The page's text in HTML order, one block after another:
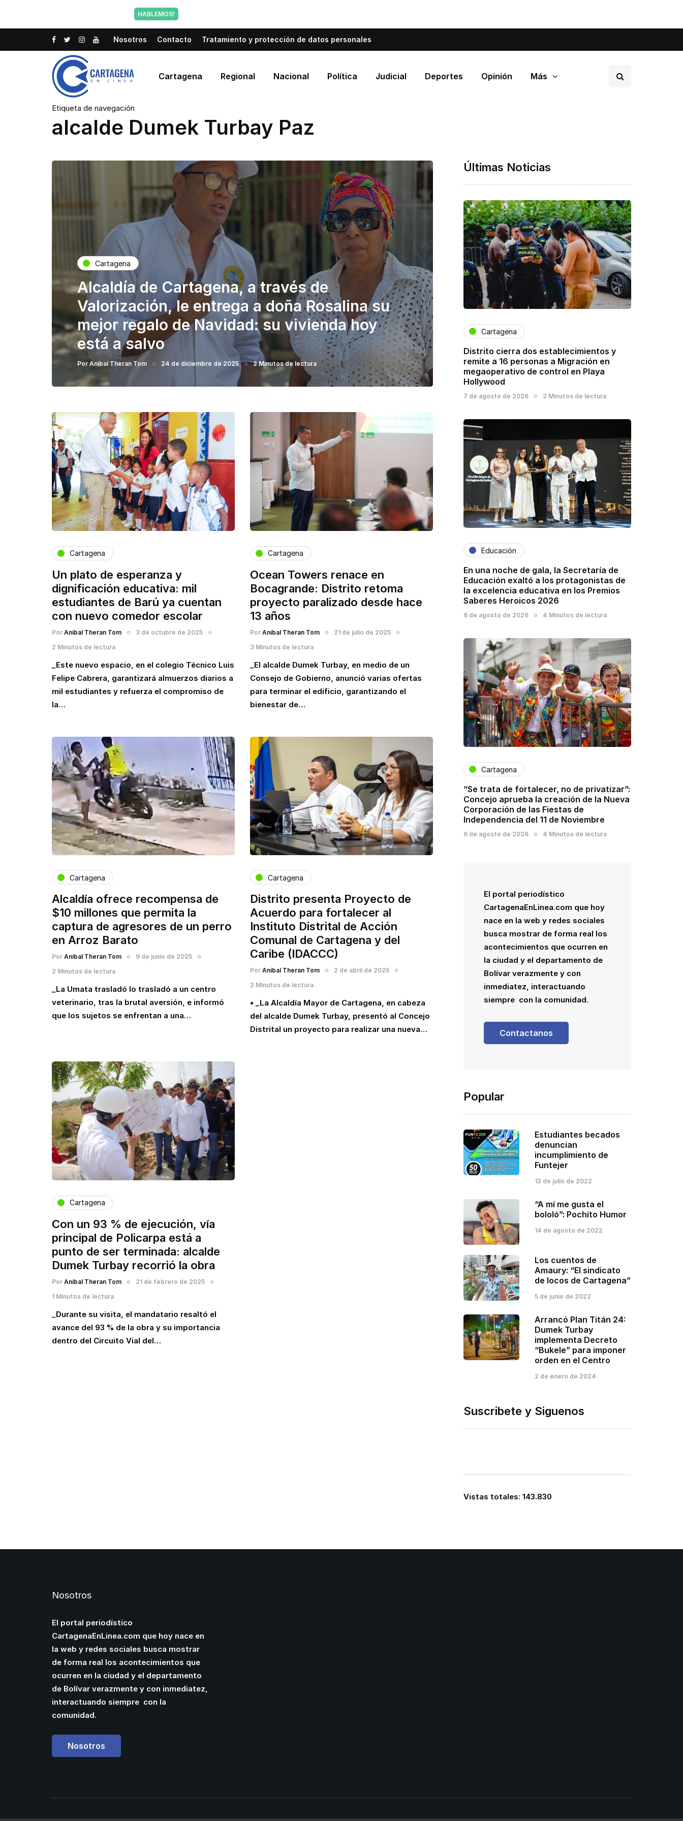
HABLEMOS!
Nosotros Contacto Tratamiento y protección de datos personales
Cartagena Regional Nacional Política Judicial Deportes Opinión Más
Etiqueta de navegación
alcalde Dumek Turbay Paz
Cartagena
Alcaldía de Cartagena, a través de
Valorización, le entrega a doña Rosalina su
mejor regalo de Navidad: su vivienda hoy
está a salvo
PorAnibal Theran Tom 24 de diciembre de 2025 2 Minutos de lectura
Cartagena
Un plato de esperanza y
dignificación educativa: mil
estudiantes de Barú ya cuentan
con nuevo comedor escolar
Por Anibal Theran Tom
3 de octubre de 2025
2 Minutos de lectura
_Este nuevo espacio, en el colegio Técnico Luis
Felipe Cabrera, garantizará almuerzos diarios a
mil estudiantes y refuerza el compromiso de
la…
Cartagena
Ocean Towers renace en
Bocagrande: Distrito retoma
proyecto paralizado desde hace
13 años
Por Anibal Theran Tom
21 de julio de 2025
3 Minutos de lectura
_El alcalde Dumek Turbay, en medio de un
Consejo de Gobierno, anunció varias ofertas
para terminar el edificio, garantizando el
bienestar de…
Cartagena
Alcaldía ofrece recompensa de
$10 millones que permita la
captura de agresores de un perro
en Arroz Barato
Por Anibal Theran Tom
9 de junio de 2025
2 Minutos de lectura
_La Umata trasladó lo trasladó a un centro
veterinario, tras la brutal aversión, e informó
que los sujetos se enfrentan a una…
Cartagena
Distrito presenta Proyecto de
Acuerdo para fortalecer al
Instituto Distrital de Acción
Comunal de Cartagena y del
Caribe (IDACCC)
Por Anibal Theran Tom
2 de abril de 2025
2 Minutos de lectura
• _La Alcaldía Mayor de Cartagena, en cabeza
del alcalde Dumek Turbay, presentó al Concejo
Distrital un proyecto para realizar una nueva…
Cartagena
Con un 93 % de ejecución, vía
principal de Policarpa está a
punto de ser terminada: alcalde
Dumek Turbay recorrió la obra
Por Anibal Theran Tom
21 de febrero de 2025
1 Minutos de lectura
_Durante su visita, el mandatario resaltó el
avance del 93 % de la obra y su importancia
dentro del Circuito Vial del…
Últimas Noticias
Cartagena
Distrito cierra dos establecimientos y
remite a 16 personas a Migración en
megaoperativo de control en Playa
Hollywood
7 de agosto de 2026 2 Minutos de lectura
Educación
En una noche de gala, la Secretaría de
Educación exaltó a los protagonistas de
la excelencia educativa en los Premios
Saberes Heroicos 2026
6 de agosto de 2026 4 Minutos de lectura
Cartagena
“Se trata de fortalecer, no de privatizar”:
Concejo aprueba la creación de la Nueva
Corporación de las Fiestas de
Independencia del 11 de Noviembre
6 de agosto de 2026 4 Minutos de lectura
El portal periodístico
CartagenaEnLinea.com que hoy
nace en la web y redes sociales
busca mostrar de forma real los
acontecimientos que ocurren en
la ciudad y el departamento de
Bolívar verazmente y con
inmediatez, interactuando
siempre con la comunidad.
Contactanos
Popular
Estudiantes becados
denuncian
incumplimiento de
Funtejer
12 de julio de 2022
“A mí me gusta el
bololó”: Pochito Humor
14 de agosto de 2022
Los cuentos de
Amaury: “El sindicato
de locos de Cartagena”
5 de junio de 2022
Arrancó Plan Titán 24:
Dumek Turbay
implementa Decreto
“Bukele” para imponer
orden en el Centro
2 de enero de 2024
Suscribete y Siguenos
Vistas totales: 143.830
Nosotros
El portal periodístico
CartagenaEnLinea.com que hoy nace en
la web y redes sociales busca mostrar
de forma real los acontecimientos que
ocurren en la ciudad y el departamento
de Bolívar verazmente y con inmediatez,
interactuando siempre con la
comunidad.
Nosotros